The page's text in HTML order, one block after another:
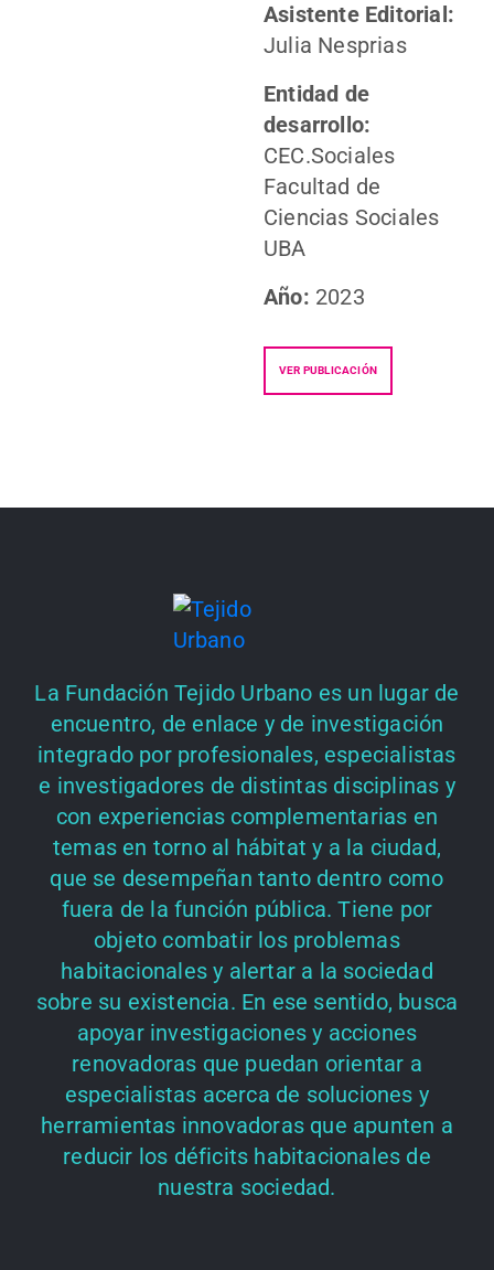
Asistente Editorial:
Julia Nesprias
Entidad de
desarrollo:
CEC.Sociales
Facultad de
Ciencias Sociales
UBA
Año: 2023
VER PUBLICACIÓN
La Fundación Tejido Urbano es un lugar de
encuentro, de enlace y de investigación
integrado por profesionales, especialistas
e investigadores de distintas disciplinas y
con experiencias complementarias en
temas en torno al hábitat y a la ciudad,
que se desempeñan tanto dentro como
fuera de la función pública. Tiene por
objeto combatir los problemas
habitacionales y alertar a la sociedad
sobre su existencia. En ese sentido, busca
apoyar investigaciones y acciones
renovadoras que puedan orientar a
especialistas acerca de soluciones y
herramientas innovadoras que apunten a
reducir los déficits habitacionales de
nuestra sociedad.